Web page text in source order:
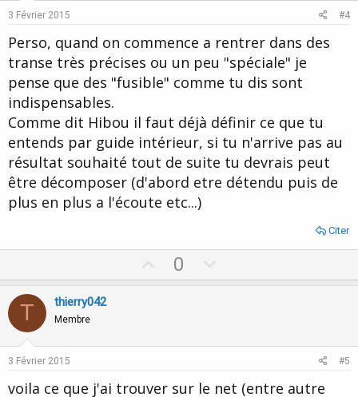
e
3 Février 2015 #4
Perso, quand on commence a rentrer dans des
transe très précises ou un peu "spéciale" je
pense que des "fusible" comme tu dis sont
indispensables.
Comme dit Hibou il faut déjà définir ce que tu
entends par guide intérieur, si tu n'arrive pas au
résultat souhaité tout de suite tu devrais peut
être décomposer (d'abord etre détendu puis de
plus en plus a l'écoute etc...)
Citer
p
t
0
o
v
T thierry042
Membre
3 Février 2015 #5
voila ce que j'ai trouver sur le net (entre autre